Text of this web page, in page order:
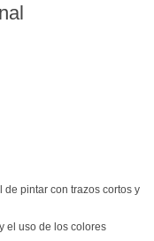
pintar con trazos cortos y
el uso de los colores